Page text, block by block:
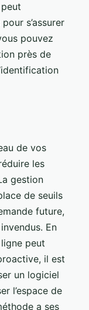
s’assurer
pouvez
près de
de vos
les
gestion
de seuils
future,
En
peut
il est
un logiciel
l’espace de
a ses